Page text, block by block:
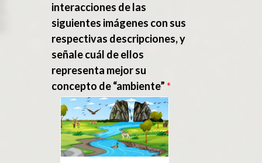
interacciones de las
siguientes imágenes con sus
respectivas descripciones, y
señale cuál de ellos
representa mejor su
concepto de “ambiente” *